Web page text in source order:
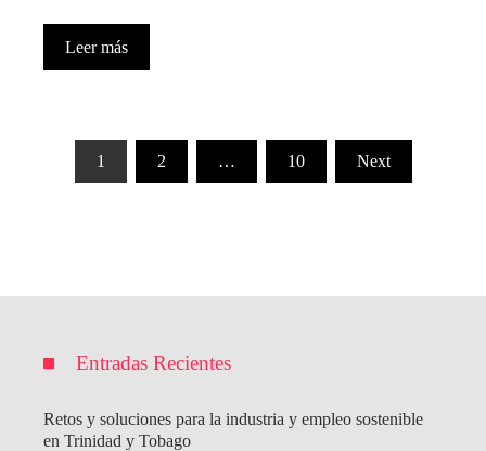
Leer más
Paginación
1 2 … 10 Next
Entradas Recientes
Retos y soluciones para la industria y empleo sostenible
en Trinidad y Tobago